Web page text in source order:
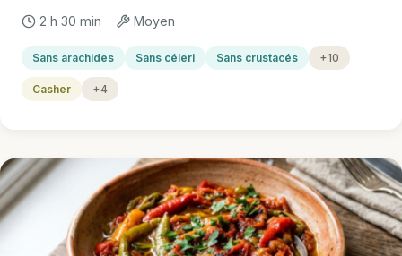
2 h 30 min Moyen
Sans arachides Sans céleri Sans crustacés +10
Casher +4